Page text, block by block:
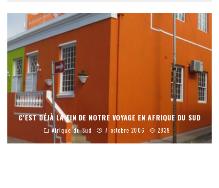
C’EST DÉJÀ LA FIN DE NOTRE VOYAGE EN AFRIQUE DU SUD
Afrique du Sud 7 octobre 2006 2839